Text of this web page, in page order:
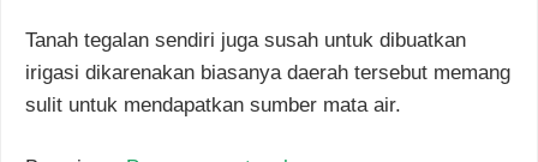
Tanah tegalan sendiri juga susah untuk dibuatkan
irigasi dikarenakan biasanya daerah tersebut memang
sulit untuk mendapatkan sumber mata air.